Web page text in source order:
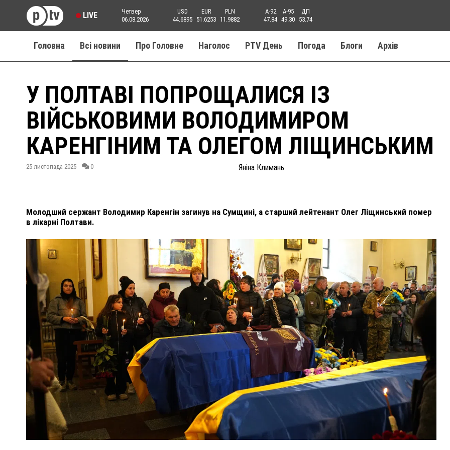
LIVE
Четвер
06.08.2026
USD
44.6895
EUR
51.6253
PLN
11.9882
A-92
47.84
A-95
49.30
ДП
53.74
Головна Всі новини Про Головне Наголос PTV День Погода Блоги Aрхів
У ПОЛТАВІ ПОПРОЩАЛИСЯ ІЗ
ВІЙСЬКОВИМИ ВОЛОДИМИРОМ
КАРЕНГІНИМ ТА ОЛЕГОМ ЛІЩИНСЬКИМ
25 листопада 2025 0 Яніна Климань
Молодший сержант Володимир Каренгін загинув на Сумщині, а старший лейтенант Олег Ліщинський помер
в лікарні Полтави.
ПОЛІЦІЯ ПОЛТАВЩИНИ РОЗШУКУЄ 62-РІЧНУ
ЛЮДМИЛУ ТИМЧЕНКО
26 листопада 2025 0
ВНАСЛІДОК ПОРАНЕНЬ, ОТРИМАНИХ НА ВІЙНІ,
ПОМЕР ВОЇН ЮРІЙ ВОЙТИК
25 листопада 2025 0